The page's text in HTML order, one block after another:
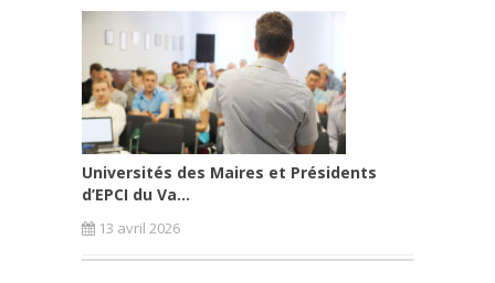
Universités des Maires et Présidents
d’EPCI du Va...
13 avril 2026